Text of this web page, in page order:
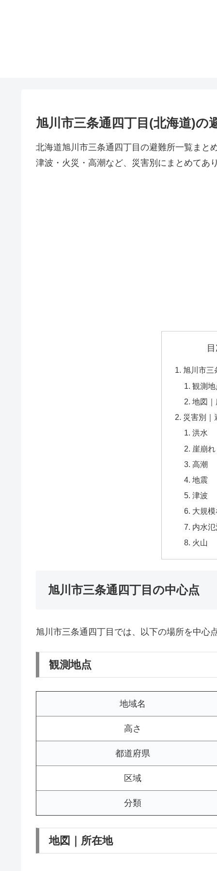
旭川市三条通四丁目(北海道)の
北海道旭川市三条通四丁目の避難所一覧まと
津波・火災・高潮など、災害別にまとめてあ
旭川市三
観測
地図
災害別｜
洪水
崖崩
高潮
地震
津波
大規
内水
火山
旭川市三条通四丁目の中心点
旭川市三条通四丁目では、以下の場所を中心
観測地点
地域名
高さ
都道府県
区域
分類
地図｜所在地